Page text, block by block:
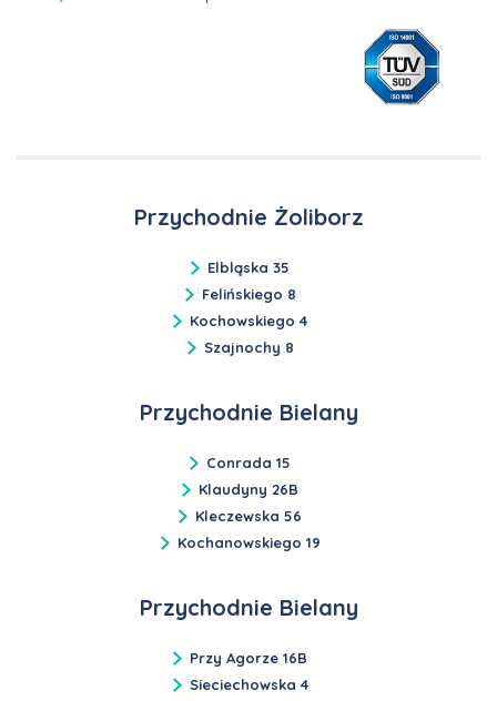
Przychodnie Żoliborz
Elbląska 35
Felińskiego 8
Kochowskiego 4
Szajnochy 8
Przychodnie Bielany
Conrada 15
Klaudyny 26B
Kleczewska 56
Kochanowskiego 19
Przychodnie Bielany
Przy Agorze 16B
Sieciechowska 4